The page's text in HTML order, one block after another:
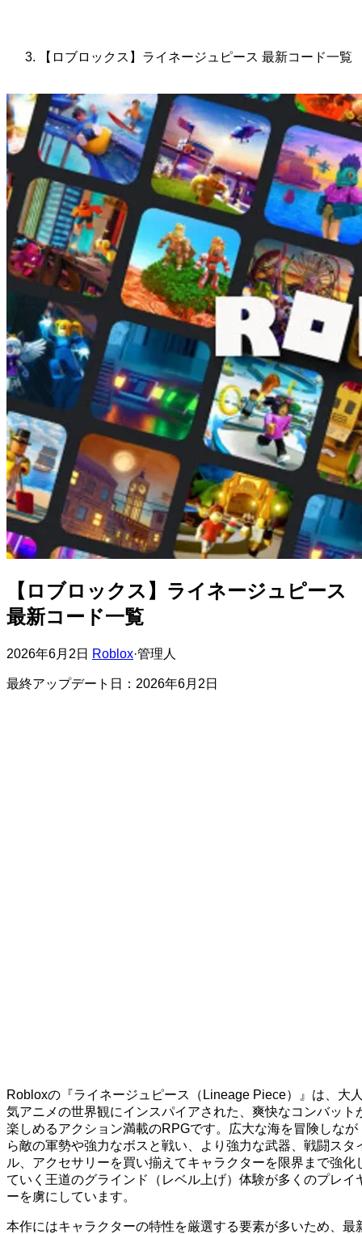
【ロブロックス】ライネージュピース 最新コード一覧
【ロブロックス】ライネージュピース
最新コード一覧
2026年6月2日 Roblox·管理人
最終アップデート日：2026年6月2日
Robloxの『ライネージュピース（Lineage Piece）』は、大
気アニメの世界観にインスパイアされた、爽快なコンバット
楽しめるアクション満載のRPGです。広大な海を冒険しなが
ら敵の軍勢や強力なボスと戦い、より強力な武器、戦闘スタ
ル、アクセサリーを買い揃えてキャラクターを限界まで強化
ていく王道のグラインド（レベル上げ）体験が多くのプレイ
ーを虜にしています。
本作にはキャラクターの特性を厳選する要素が多いため、最